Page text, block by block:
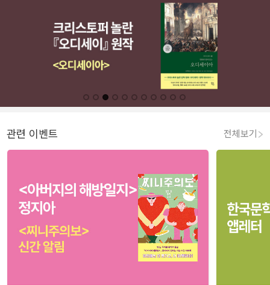
관련 이벤트 전체보기